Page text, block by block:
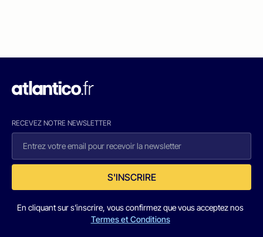
RECEVEZ NOTRE NEWSLETTER
S'INSCRIRE
En cliquant sur s'inscrire, vous confirmez que vous acceptez nos
Termes et Conditions